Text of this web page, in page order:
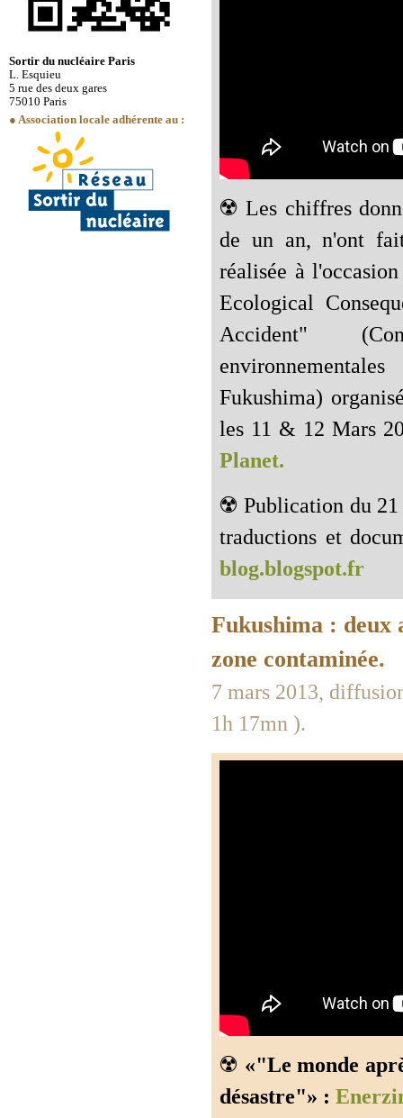
Sortir du nucléaire Paris
L. Esquieu
5 rue des deux gares
75010 Paris
● Association locale adhérente au :
☢️ Les chiffres
de un an, n'ont
réalisée à
Ecological
Accident"
Fukushima)
les 11 & 12 Mars
Planet.
☢️ Publication du
traductions et
blog.blogspot.fr
Fukushima : deux
zone contaminée.
7 mars 2013,
1h 17mn ).
☢️ «"Le monde
désastre"» :